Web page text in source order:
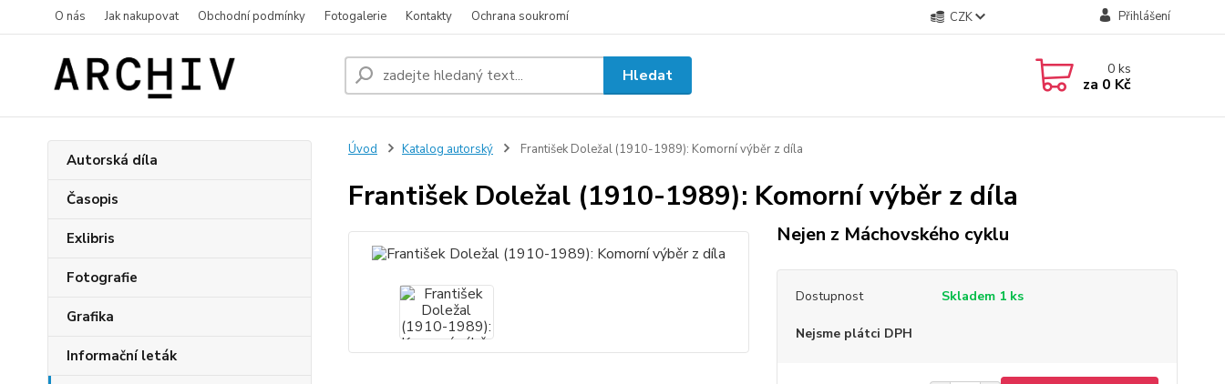
O nás Jak nakupovat Obchodní podmínky Fotogalerie Kontakty Ochrana soukromí CZK Přihlášení
Hledat 0ks
za 0 Kč
Autorská díla
Časopis
Exlibris
Fotografie
Grafika
Informační leták
Úvod Katalog autorský František Doležal (1910-1989): Komorní výběr z díla
František Doležal (1910-1989): Komorní výběr z díla
Nejen z Máchovského cyklu
Dostupnost Skladem 1 ks
Nejsme plátci DPH